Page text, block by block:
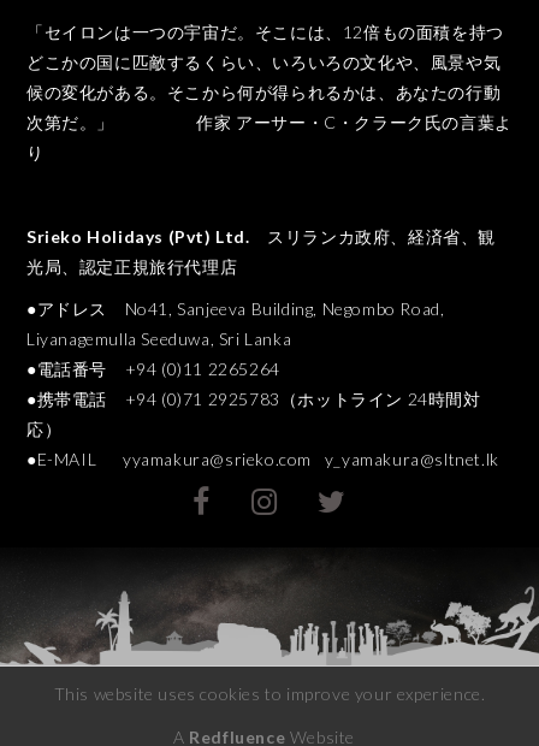
「セイロンは一つの宇宙だ。そこには、12倍もの面積を持つ
どこかの国に匹敵するくらい、いろいろの文化や、風景や気
候の変化がある。そこから何が得られるかは、あなたの行動
次第だ。」 作家 アーサー・C・クラーク氏の言葉よ
り
Srieko Holidays (Pvt) Ltd. スリランカ政府、経済省、観
光局、認定正規旅行代理店
●アドレス No41, Sanjeeva Building, Negombo Road,
Liyanagemulla Seeduwa, Sri Lanka
●電話番号 +94 (0)11 2265264
●携帯電話 +94 (0)71 2925783（ホットライン 24時間対
応）
●E-MAIL yyamakura@srieko.com y_yamakura@sltnet.lk
This website uses cookies to improve your experience.
A Redfluence Website